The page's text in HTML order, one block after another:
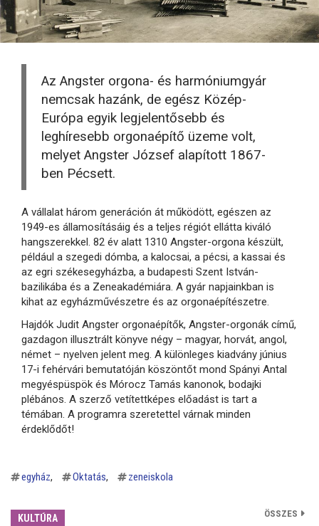
Az Angster orgona- és harmóniumgyár
nemcsak hazánk, de egész Közép-
Európa egyik legjelentősebb és
leghíresebb orgonaépítő üzeme volt,
melyet Angster József alapított 1867-
ben Pécsett.
A vállalat három generáción át működött, egészen az
1949-es államosításáig és a teljes régiót ellátta kiváló
hangszerekkel. 82 év alatt 1310 Angster-orgona készült,
például a szegedi dómba, a kalocsai, a pécsi, a kassai és
az egri székesegyházba, a budapesti Szent István-
bazilikába és a Zeneakadémiára. A gyár napjainkban is
kihat az egyházművészetre és az orgonaépítészetre.
Hajdók Judit Angster orgonaépítők, Angster-orgonák című,
gazdagon illusztrált könyve négy – magyar, horvát, angol,
német – nyelven jelent meg. A különleges kiadvány június
17-i fehérvári bemutatóján köszöntőt mond Spányi Antal
megyéspüspök és Mórocz Tamás kanonok, bodajki
plébános. A szerző vetítettképes előadást is tart a
témában. A programra szeretettel várnak minden
érdeklődőt!
egyház Oktatás zeneiskola
KULTÚRA ÖSSZES